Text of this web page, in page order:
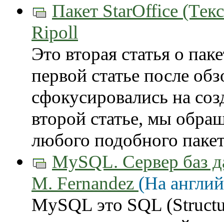
Пакет StarOffice
Ripoll
Это вторая статья о
первой статье после
сфокусировались на
второй статье, мы
любого подобного
MySQL. Сервер баз
M. Fernandez (На
MySQL это SQL